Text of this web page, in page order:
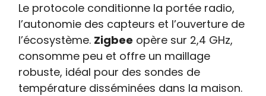
Le protocole conditionne la portée radio,
l’autonomie des capteurs et l’ouverture de
l’écosystème. Zigbee opère sur 2,4 GHz,
consomme peu et offre un maillage
robuste, idéal pour des sondes de
température disséminées dans la maison.